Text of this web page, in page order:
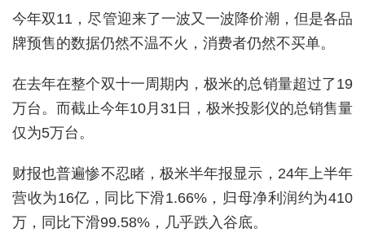
今年双11，尽管迎来了一波又一波降价潮，但是各品
牌预售的数据仍然不温不火，消费者仍然不买单。
在去年在整个双十一周期内，极米的总销量超过了19
万台。而截止今年10月31日，极米投影仪的总销售量
仅为5万台。
财报也普遍惨不忍睹，极米半年报显示，24年上半年
营收为16亿，同比下滑1.66%，归母净利润约为410
万，同比下滑99.58%，几乎跌入谷底。